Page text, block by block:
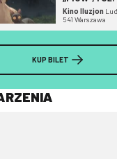
Kino Iluzjon
541 Warszawa
KUP BILET